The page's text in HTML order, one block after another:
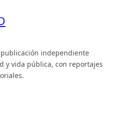
independiente
y vida pública, con reportajes